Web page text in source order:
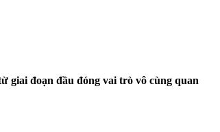
giai đoạn đầu đóng vai trò vô cùng quan